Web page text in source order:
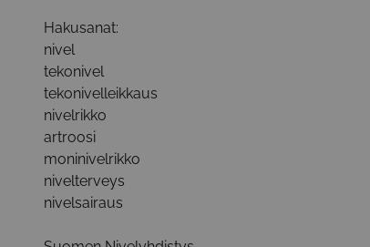
Hakusanat:
nivel
tekonivel
tekonivelleikkaus
nivelrikko
artroosi
moninivelrikko
nivelterveys
nivelsairaus